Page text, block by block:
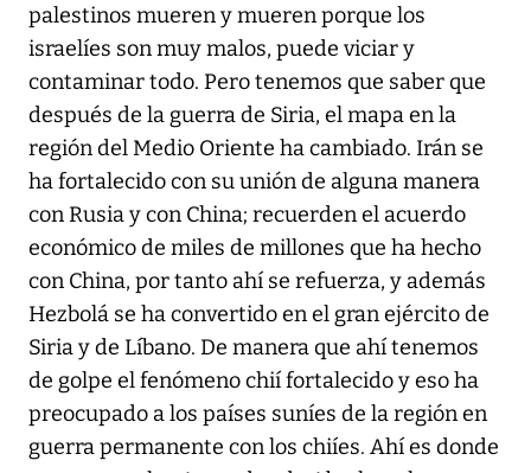
palestinos mueren y mueren porque los
israelíes son muy malos, puede viciar y
contaminar todo. Pero tenemos que saber que
después de la guerra de Siria, el mapa en la
región del Medio Oriente ha cambiado. Irán se
ha fortalecido con su unión de alguna manera
con Rusia y con China; recuerden el acuerdo
económico de miles de millones que ha hecho
con China, por tanto ahí se refuerza, y además
Hezbolá se ha convertido en el gran ejército de
Siria y de Líbano. De manera que ahí tenemos
de golpe el fenómeno chií fortalecido y eso ha
preocupado a los países suníes de la región en
guerra permanente con los chiíes. Ahí es donde